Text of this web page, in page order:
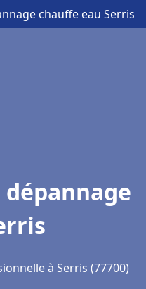
chauffe eau Serris
à Serris (77700)